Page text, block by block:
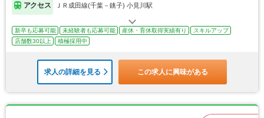
アクセス ＪＲ成田線(千葉－銚子) 小見川駅
新卒も応募可能 未経験者も応募可能 産休・育休取得実績有り
スキルアップ
店舗数30以上
積極採用中
求人の詳細を見る この求人に興味がある